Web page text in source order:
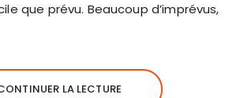
que prévu. Beaucoup d’imprévus,
LA LECTURE